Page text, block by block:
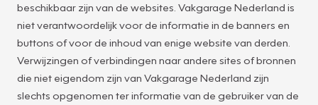
beschikbaar zijn van de websites. Vakgarage Nederland is
niet verantwoordelijk voor de informatie in de banners en
buttons of voor de inhoud van enige website van derden.
Verwijzingen of verbindingen naar andere sites of bronnen
die niet eigendom zijn van Vakgarage Nederland zijn
slechts opgenomen ter informatie van de gebruiker van de